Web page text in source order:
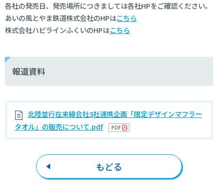
各社の発売日、発売場所につきましては各社HPをご確認ください。
あいの風とやま鉄道株式会社のHPはこちら
株式会社ハピラインふくいのHPはこちら
報道資料
北陸並行在来線会社3社連携企画「限定デザインマフラー
タオル」の販売について.pdf
もどる